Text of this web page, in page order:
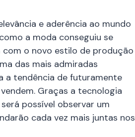
e aderência ao mundo
a moda conseguiu se
o novo estilo de produção
das mais admiradas
a tendência de futuramente
Graças a tecnologia
possível observar um
cada vez mais juntas nos